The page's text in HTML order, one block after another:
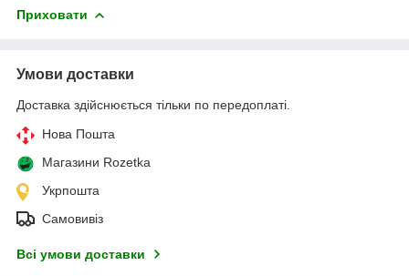
Приховати
Умови доставки
Доставка здійснюється тільки по передоплаті.
Нова Пошта
Магазини Rozetka
Укрпошта
Самовивіз
Всі умови доставки